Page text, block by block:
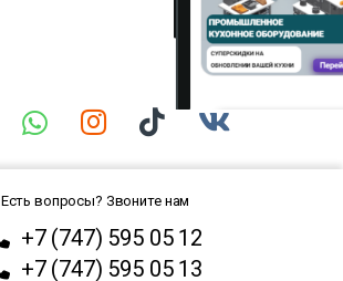
Есть вопросы? Звоните нам
+7 (747) 595 05 12
+7 (747) 595 05 13